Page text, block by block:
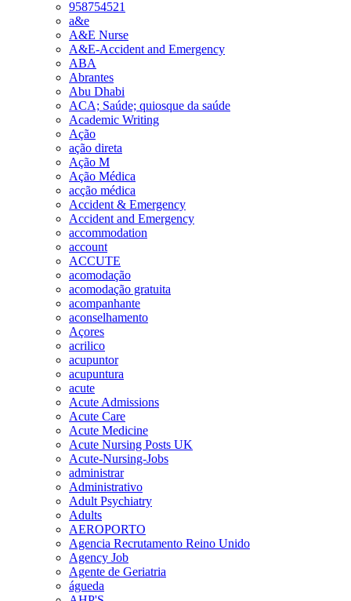
958754521
a&e
A&E Nurse
A&E-Accident and Emergency
ABA
Abrantes
Abu Dhabi
ACA; Saúde; quiosque da saúde
Academic Writing
Ação
ação direta
Ação M
Ação Médica
acção médica
Accident & Emergency
Accident and Emergency
accommodation
account
ACCUTE
acomodação
acomodação gratuita
acompanhante
aconselhamento
Açores
acrilico
acupuntor
acupuntura
acute
Acute Admissions
Acute Care
Acute Medicine
Acute Nursing Posts UK
Acute-Nursing-Jobs
administrar
Administrativo
Adult Psychiatry
Adults
AEROPORTO
Agencia Recrutamento Reino Unido
Agency Job
Agente de Geriatria
águeda